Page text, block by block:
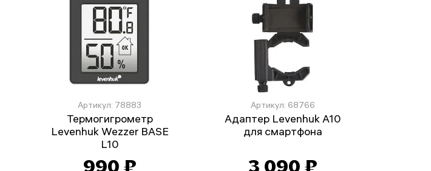
Артикул: 78883
Термогигрометр
Levenhuk Wezzer BASE
L10
990 ₽
Артикул: 68766
Адаптер Levenhuk A10
для смартфона
3 090 ₽